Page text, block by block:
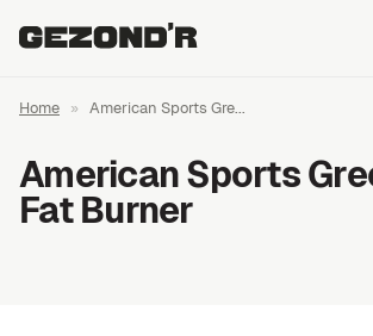
Home » American Sports Gre...
American Sports
Fat Burner